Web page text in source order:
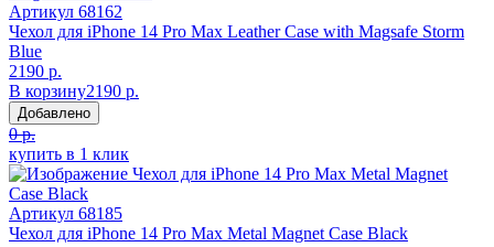
Артикул 68162
Чехол для iPhone 14 Pro Max Leather Case with Magsafe Storm
Blue
2190 р.
В корзину2190 р.
Добавлено
0 р.
купить в 1 клик
Артикул 68185
Чехол для iPhone 14 Pro Max Metal Magnet Case Black